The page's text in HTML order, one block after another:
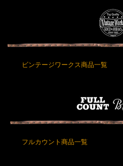
ビンテージワークス商品一覧
フルカウント商品一覧